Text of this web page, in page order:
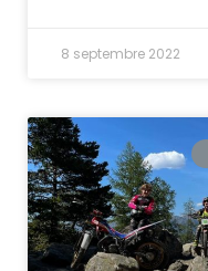
8 septembre 2022